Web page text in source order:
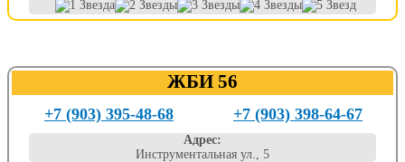
ЖБИ 56
+7 (903) 395-48-68 +7 (903) 398-64-67
Адрес:
Инструментальная ул., 5